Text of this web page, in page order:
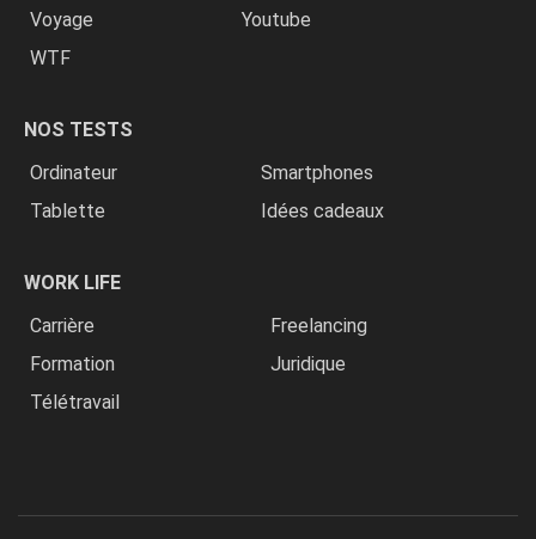
Voyage
Youtube
WTF
NOS TESTS
Ordinateur
Smartphones
Tablette
Idées cadeaux
WORK LIFE
Carrière
Freelancing
Formation
Juridique
Télétravail